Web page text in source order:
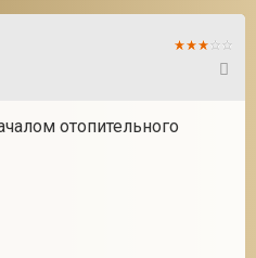
отопительного